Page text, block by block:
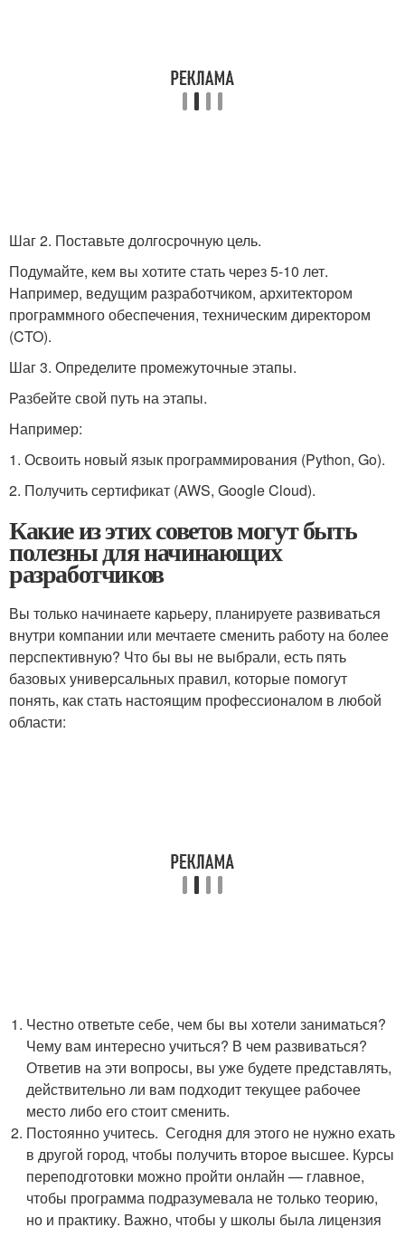
Шаг 2. Поставьте долгосрочную цель.
Подумайте, кем вы хотите стать через 5-10 лет.
Например, ведущим разработчиком, архитектором
программного обеспечения, техническим директором
(CTO).
Шаг 3. Определите промежуточные этапы.
Разбейте свой путь на этапы.
Например:
1. Освоить новый язык программирования (Python, Go).
2. Получить сертификат (AWS, Google Cloud).
Какие из этих советов могут быть
полезны для начинающих
разработчиков
Вы только начинаете карьеру, планируете развиваться
внутри компании или мечтаете сменить работу на более
перспективную? Что бы вы не выбрали, есть пять
базовых универсальных правил, которые помогут
понять, как стать настоящим профессионалом в любой
области:
Честно ответьте себе, чем бы вы хотели заниматься?
Чему вам интересно учиться? В чем развиваться?
Ответив на эти вопросы, вы уже будете представлять,
действительно ли вам подходит текущее рабочее
место либо его стоит сменить.
Постоянно учитесь. Сегодня для этого не нужно ехать
в другой город, чтобы получить второе высшее. Курсы
переподготовки можно пройти онлайн — главное,
чтобы программа подразумевала не только теорию,
но и практику. Важно, чтобы у школы была лицензия